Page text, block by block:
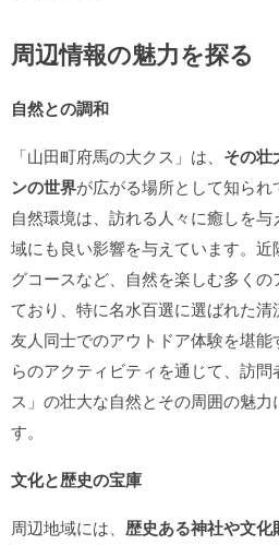
周辺情報の魅力を探る
自然との調和
「山田町府馬の大クス」は、 その壮
ンの世界が広がる場所として知ら
自然環境は、訪れる人々に癒しを
域にも良い影響を与えています。
グコースなど、自然を楽しむ多く
ており、特に名水百選に選ばれた
友人同士でのアウトドア体験を堪
らのアクティビティを通じて、訪
ス」の壮大な自然とその周囲の魅
す。
文化と歴史の宝庫
周辺地域には、 歴史ある神社や文化